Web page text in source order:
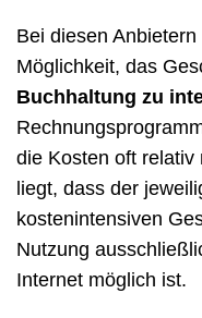
Bei diesen
Möglichkeit, das
Buchhaltung zu
die Kosten oft relativ
liegt, dass der
kostenintensiven
Nutzung
Internet möglich ist.